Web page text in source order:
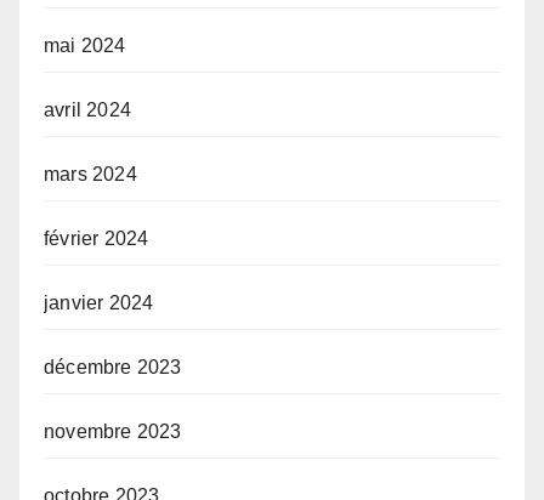
mai 2024
avril 2024
mars 2024
février 2024
janvier 2024
décembre 2023
novembre 2023
octobre 2023